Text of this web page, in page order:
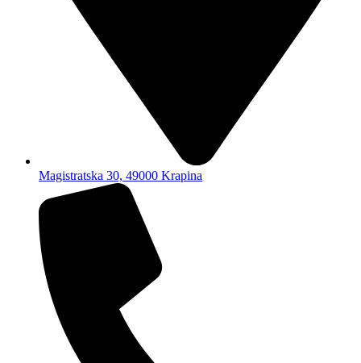
Magistratska 30, 49000 Krapina